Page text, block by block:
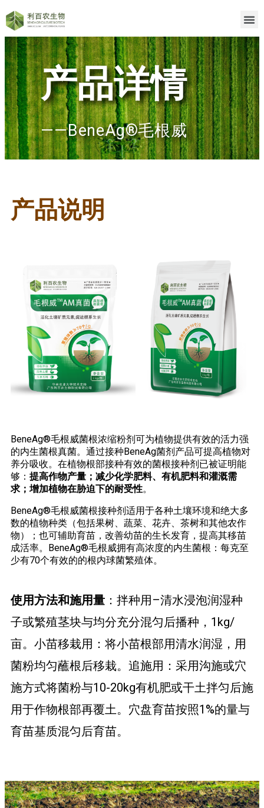
产品详情
——BeneAg®毛根威
产品说明
BeneAg®毛根威菌根浓缩粉剂可为植物提供有效的活力强
的内生菌根真菌。通过接种BeneAg菌剂产品可提高植物对
养分吸收。在植物根部接种有效的菌根接种剂已被证明能
够： 提高作物产量；减少化学肥料、有机肥料和灌溉需
求；增加植物在胁迫下的耐受性。
BeneAg®毛根威菌根接种剂适用于各种土壤环境和绝大多
数的植物种类（包括果树、蔬菜、花卉、茶树和其他农作
物）；也可辅助育苗，改善幼苗的生长发育，提高其移苗
成活率。BeneAg®毛根威拥有高浓度的内生菌根：每克至
少有70个有效的的根内球菌繁殖体。
使用方法和施用量 ： 拌种用–清水浸泡润湿种
子或繁殖茎块与均分充分混匀后播种，1kg/
亩。小苗移栽用：将小苗根部用清水润湿，用
菌粉均匀蘸根后移栽。追施用：采用沟施或穴
施方式将菌粉与10-20kg有机肥或干土拌匀后施
用于作物根部再覆土。穴盘育苗按照1%的量与
育苗基质混匀后育苗。